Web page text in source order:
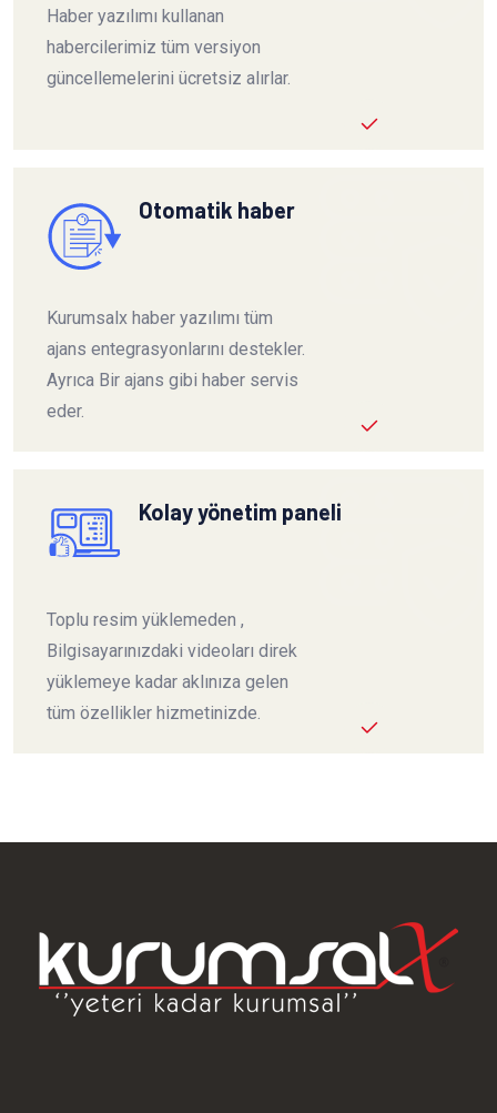
Haber yazılımı kullanan
habercilerimiz tüm versiyon
güncellemelerini ücretsiz alırlar.
Otomatik haber
Kurumsalx haber yazılımı tüm
ajans entegrasyonlarını destekler.
Ayrıca Bir ajans gibi haber servis
eder.
Kolay yönetim paneli
Toplu resim yüklemeden ,
Bilgisayarınızdaki videoları direk
yüklemeye kadar aklınıza gelen
tüm özellikler hizmetinizde.